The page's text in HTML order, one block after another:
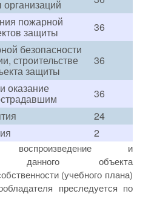
пожарной
защиты
36
безопасности
строительстве
защиты
36
оказание
36
24
2
воспроизведение и
данного объекта
(учебного плана)
преследуется по